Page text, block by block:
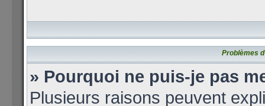
Problèmes
» Pourquoi ne puis-je pas
Plusieurs raisons peuvent